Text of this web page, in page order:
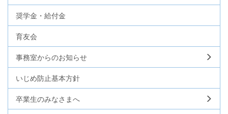
奨学金・給付金
育友会
事務室からのお知らせ
いじめ防止基本方針
卒業生のみなさまへ